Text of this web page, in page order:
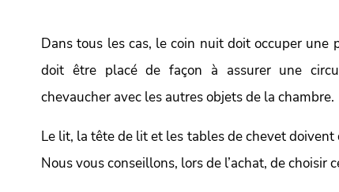
Dans tous les cas, le coin nuit doit occuper une
doit être placé de façon à assurer une
chevaucher avec les autres objets de la chambre.
Le lit, la tête de lit et les tables de chevet
Nous vous conseillons, lors de l’achat, de choisir